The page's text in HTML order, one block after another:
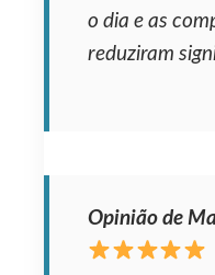
o dia e as
reduziram
Opinião de